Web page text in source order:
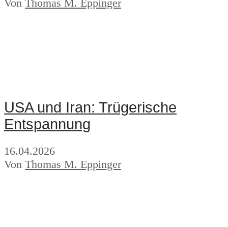
Von Thomas M. Eppinger
USA und Iran: Trügerische
Entspannung
16.04.2026
Von Thomas M. Eppinger